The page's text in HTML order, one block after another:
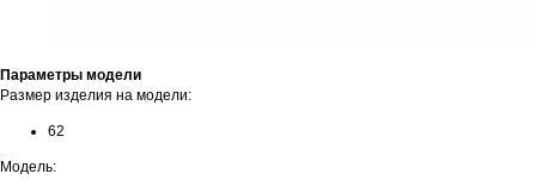
Параметры модели
Размер изделия на модели:
62
Модель: